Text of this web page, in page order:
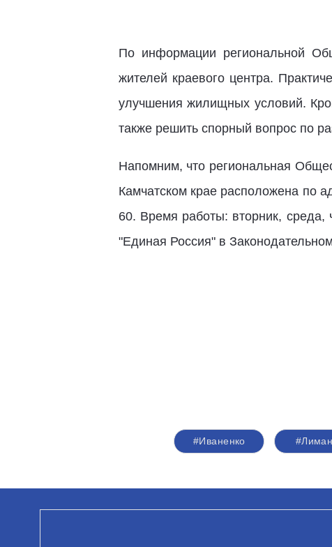
По информации региональной
жителей краевого центра.
улучшения жилищных условий.
также решить спорный вопрос по
Напомним, что региональная
Камчатском крае расположена по
60. Время работы: вторник, среда,
"Единая Россия" в
#Иваненко